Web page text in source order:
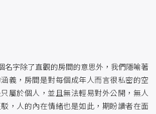
名字除了直觀的房間的意思外，我們隱喻著
義，房間是對每個成年人而言很私密的空
屬於個人，並且無法輕易對外公開，無人
，人的內在情緒也是如此，期盼讀者在面